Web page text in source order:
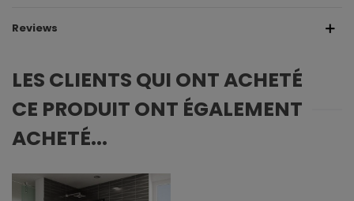
Reviews
LES CLIENTS QUI ONT ACHETÉ
CE PRODUIT ONT ÉGALEMENT
ACHETÉ...